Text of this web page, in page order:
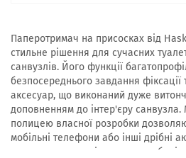
Паперотримач на присосках від
стильне рішення для сучасних
санвузлів. Його функції
безпосереднього завдання фіксації
аксесуар, що виконаний дуже
доповненням до інтер'єру санвузла.
полицею власної розробки
мобільні телефони або інші дрібні
дуже практичне рішення, яке